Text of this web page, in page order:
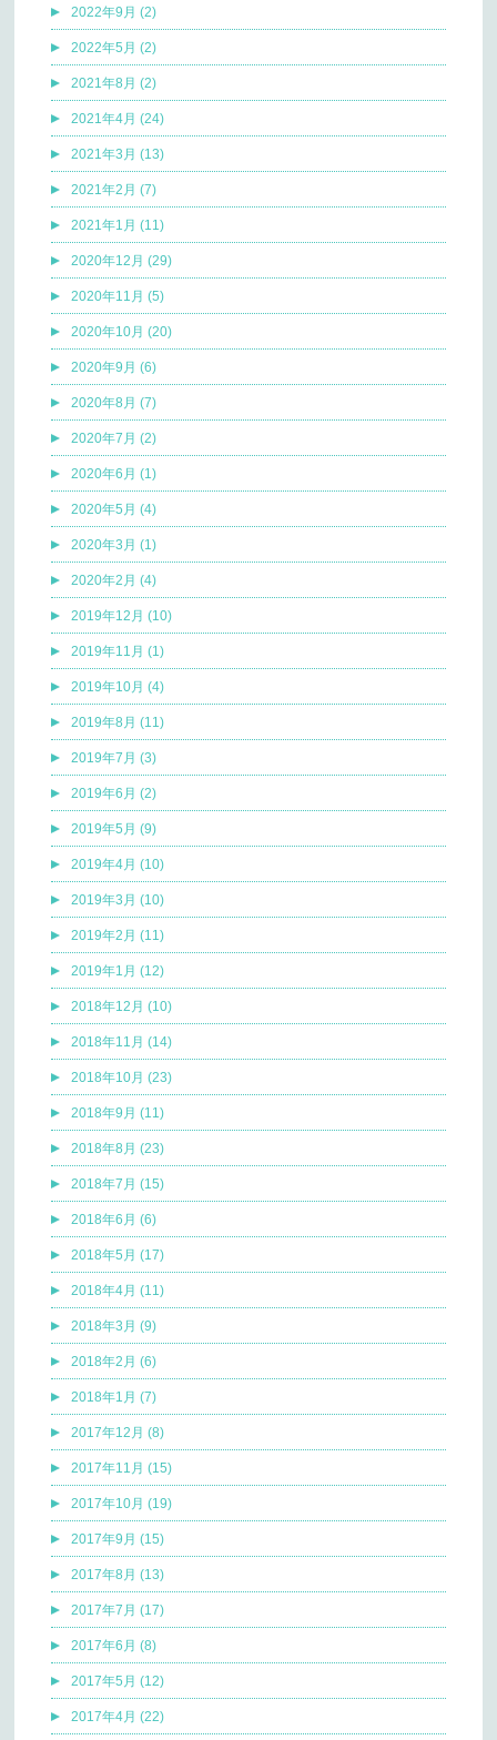
2022年9月 (2)
2022年5月 (2)
2021年8月 (2)
2021年4月 (24)
2021年3月 (13)
2021年2月 (7)
2021年1月 (11)
2020年12月 (29)
2020年11月 (5)
2020年10月 (20)
2020年9月 (6)
2020年8月 (7)
2020年7月 (2)
2020年6月 (1)
2020年5月 (4)
2020年3月 (1)
2020年2月 (4)
2019年12月 (10)
2019年11月 (1)
2019年10月 (4)
2019年8月 (11)
2019年7月 (3)
2019年6月 (2)
2019年5月 (9)
2019年4月 (10)
2019年3月 (10)
2019年2月 (11)
2019年1月 (12)
2018年12月 (10)
2018年11月 (14)
2018年10月 (23)
2018年9月 (11)
2018年8月 (23)
2018年7月 (15)
2018年6月 (6)
2018年5月 (17)
2018年4月 (11)
2018年3月 (9)
2018年2月 (6)
2018年1月 (7)
2017年12月 (8)
2017年11月 (15)
2017年10月 (19)
2017年9月 (15)
2017年8月 (13)
2017年7月 (17)
2017年6月 (8)
2017年5月 (12)
2017年4月 (22)